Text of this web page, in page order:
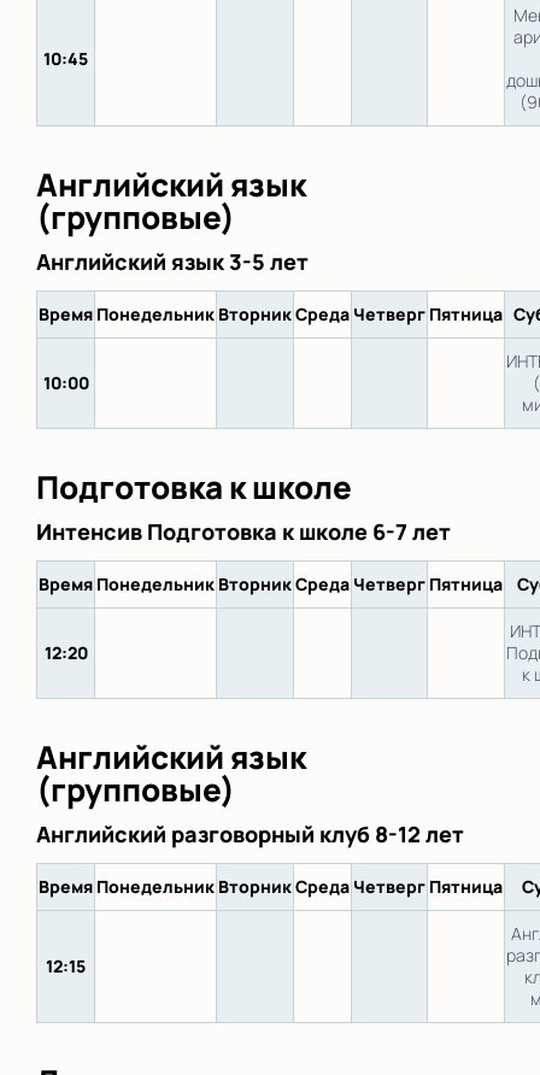
10:45
Английский язык
(групповые)
Английский язык 3-5 лет
Время Понедельник ВторникСреда Четверг Пятница
10:00
Подготовка к школе
Интенсив Подготовка к школе 6-7 лет
Время Понедельник ВторникСреда Четверг Пятница
12:20
к
Английский язык
(групповые)
Английский разговорный клуб 8-12 лет
Время Понедельник ВторникСреда Четверг Пятница
12:15